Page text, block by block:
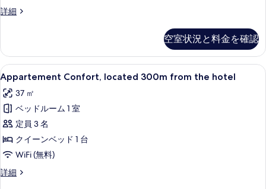
示
べ
の
写
真
を
表
示
す
る
詳細
客
細
空室状況と料金を確認
Appartement
Confort,
located
300m
from
the
hotel
の
す
Appartement Confort, located
17
Appartement Confort, located 300m from the hotel
37 ㎡
ベッドルーム 1 室
定員 3 名
クイーンベッド 1 台
WiFi (無料)
詳細
Appartement